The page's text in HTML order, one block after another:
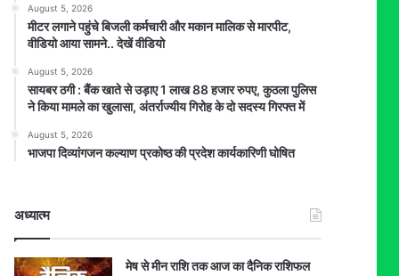
August 5, 2026
मीटर लगाने पहुंचे बिजली कर्मचारी और मकान मालिक से मारपीट,
वीडियो आया सामने.. देखें वीडियो
August 5, 2026
सायबर ठगी : बैंक खाते से उड़ाए 1 लाख 88 हजार रुपए, कुठला पुलिस
ने किया मामले का खुलासा, अंतर्राज्यीय गिरोह के दो सदस्य गिरफ्त में
August 5, 2026
भाजपा दिव्यांगजन कल्याण प्रकोष्ठ की प्रदेश कार्यकारिणी घोषित
अध्यात्म
मेष से मीन राशि तक आज का दैनिक राशिफल